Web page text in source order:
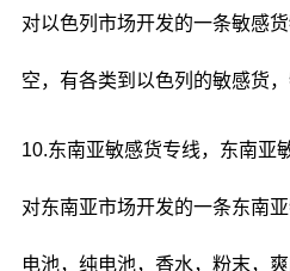
对以色列市场开发的一条敏感
空，有各类到以色列的敏感货
10.东南亚敏感货专线，东南亚
对东南亚市场开发的一条东南
电池，纯电池，香水，粉末，